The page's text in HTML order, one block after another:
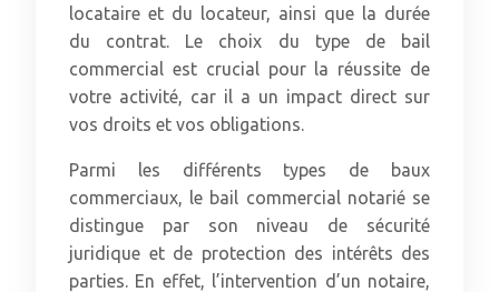
locataire et du locateur, ainsi que la durée
du contrat. Le choix du type de bail
commercial est crucial pour la réussite de
votre activité, car il a un impact direct sur
vos droits et vos obligations.
Parmi les différents types de baux
commerciaux, le bail commercial notarié se
distingue par son niveau de sécurité
juridique et de protection des intérêts des
parties. En effet, l’intervention d’un notaire,